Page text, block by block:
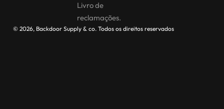
Livro de
reclamações.
© 2026, Backdoor Supply & co. Todos os direitos reservados